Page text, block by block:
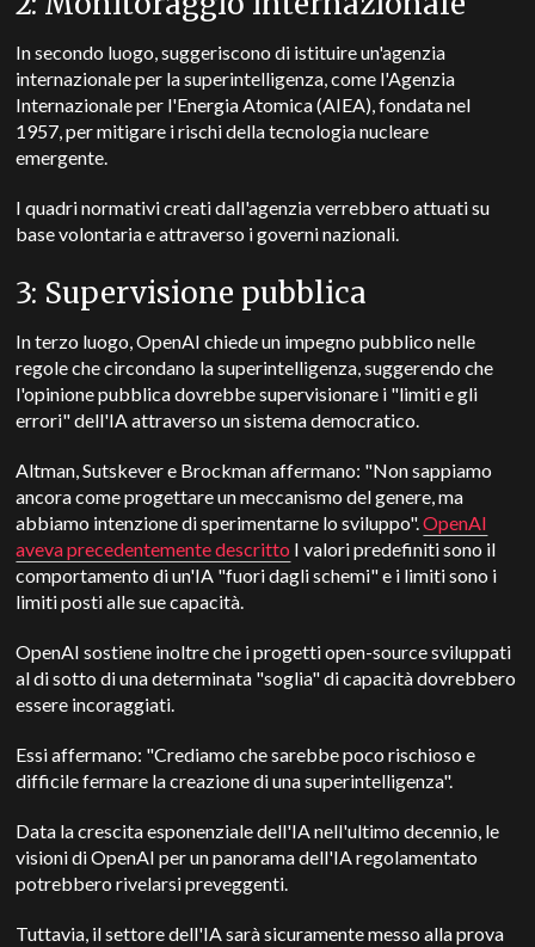
In secondo luogo, suggeriscono di istituire un'agenzia
internazionale per la superintelligenza, come l'Agenzia
Internazionale per l'Energia Atomica (AIEA), fondata nel
1957, per mitigare i rischi della tecnologia nucleare
emergente.
I quadri normativi creati dall'agenzia verrebbero attuati su
base volontaria e attraverso i governi nazionali.
3: Supervisione pubblica
In terzo luogo, OpenAI chiede un impegno pubblico nelle
regole che circondano la superintelligenza, suggerendo che
l'opinione pubblica dovrebbe supervisionare i "limiti e gli
errori" dell'IA attraverso un sistema democratico.
Altman, Sutskever e Brockman affermano: "Non sappiamo
ancora come progettare un meccanismo del genere, ma
abbiamo intenzione di sperimentarne lo sviluppo".OpenAI
aveva precedentemente descritto I valori predefiniti sono il
comportamento di un'IA "fuori dagli schemi" e i limiti sono i
limiti posti alle sue capacità.
OpenAI sostiene inoltre che i progetti open-source sviluppati
al di sotto di una determinata "soglia" di capacità dovrebbero
essere incoraggiati.
Essi affermano: "Crediamo che sarebbe poco rischioso e
difficile fermare la creazione di una superintelligenza".
Data la crescita esponenziale dell'IA nell'ultimo decennio, le
visioni di OpenAI per un panorama dell'IA regolamentato
potrebbero rivelarsi preveggenti.
Tuttavia, il settore dell'IA sarà sicuramente messo alla prova